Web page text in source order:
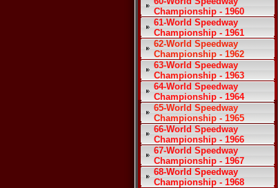
Championship - 1960
61-World Speedway
Championship - 1961
62-World Speedway
Championship - 1962
63-World Speedway
Championship - 1963
64-World Speedway
Championship - 1964
65-World Speedway
Championship - 1965
66-World Speedway
Championship - 1966
67-World Speedway
Championship - 1967
68-World Speedway
Championship - 1968